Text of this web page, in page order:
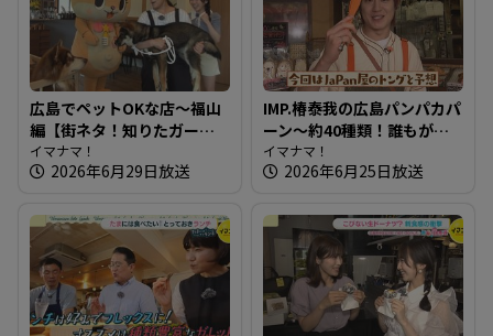
広島でペットOKな店～福山
編【街ネタ！知りたガー
ル】
イマナマ！
2026年6月29日放送
IMP.椿泰我の広島パンパカパ
ーン～約40種類！誰もがお
いしいと思うパンが並ぶ愛
され店
イマナマ！
2026年6月25日放送